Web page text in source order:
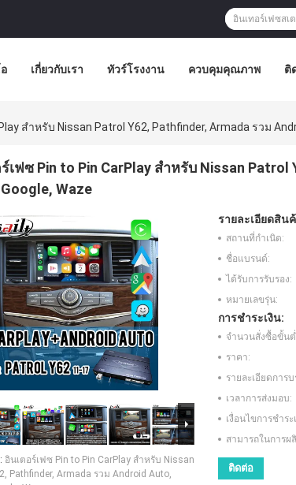
เกี่ยวกับเรา ทัวร์โรงงาน ควบคุมคุณภาพ ติ
สําหรับ Nissan Patrol Y62, Pathfinder, Armada รวม
เฟซ Pin to Pin CarPlay สําหรับ Nissan
Waze
อินเตอร์เฟซ Pin to Pin CarPlay สําหรับ Nissan
Pathfinder, Armada รวม Android Auto,
รายละเอียดสิน
สถานที่กำเนิด:
ชื่อแบรนด์:
ได้รับการรับรอง:
หมายเลขรุ่น:
การชำระเงิน:
จำนวนสั่งซื้อขั้น
ราคา:
รายละเอียดการบ
เวลาการส่งมอบ:
เงื่อนไขการชำระ
สามารถในการผ
ติดต่อ